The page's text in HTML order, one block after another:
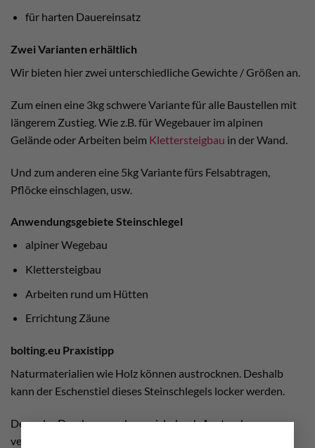
für harten Dauereinsatz
Zwei Varianten erhältlich
Wir bieten hier zwei unterschiedliche Gewichte / Größen an.
Zum einen eine 3kg schwere Variante für alle Baustellen mit
längerem Zustieg. Wie z.B. für Wegebauer im alpinen
Gelände oder Arbeiten beim Klettersteigbau in der Wand.
Und zum anderen eine 5kg Variante fürs Felsabtragen,
Pflöcke einschlagen, usw.
Anwendungsgebiete Steinschlegel
alpiner Wegebau
Klettersteigbau
Arbeiten rund um Hütten
Errichtung Zäune
bolting.eu Praxistipp
Naturmaterialien wie Holz können austrocknen. Deshalb
kann der Eschenstiel dieses Steinschlegels locker werden.
Denn der Durchmesser kann sich durch Austrocknung
verringern.